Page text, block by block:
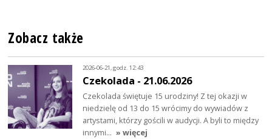
Zobacz także
2026-06-21, godz. 12:43
Czekolada - 21.06.2026
Czekolada świętuje 15 urodziny! Z tej okazji w
niedzielę od 13 do 15 wrócimy do wywiadów z
artystami, którzy gościli w audycji. A byli to między
innymi… » więcej